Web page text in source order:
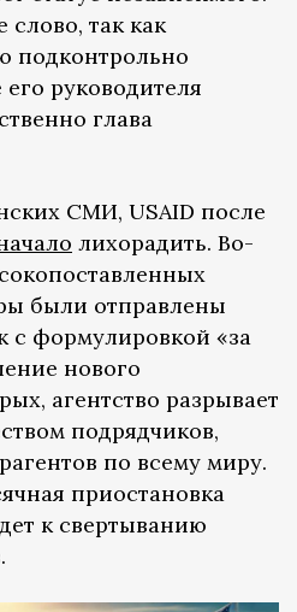
так как
подконтрольно
руководителя
глава
СМИ, USAID после
лихорадить. Во-
были отправлены
с формулировкой «за
нового
агентство разрывает
подрядчиков,
по всему миру.
приостановка
к свертыванию